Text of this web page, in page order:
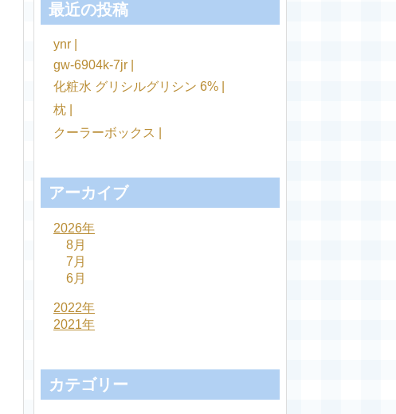
最近の投稿
ynr |
gw-6904k-7jr |
化粧水 グリシルグリシン 6% |
枕 |
クーラーボックス |
アーカイブ
2026年
8月
7月
6月
2022年
2021年
カテゴリー